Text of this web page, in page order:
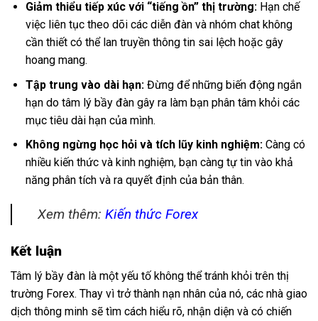
Giảm thiểu tiếp xúc với “tiếng ồn” thị trường:Hạn chế
việc liên tục theo dõi các diễn đàn và nhóm chat không
cần thiết có thể lan truyền thông tin sai lệch hoặc gây
hoang mang.
Tập trung vào dài hạn:Đừng để những biến động ngắn
hạn do tâm lý bầy đàn gây ra làm bạn phân tâm khỏi các
mục tiêu dài hạn của mình.
Không ngừng học hỏi và tích lũy kinh nghiệm:Càng có
nhiều kiến thức và kinh nghiệm, bạn càng tự tin vào khả
năng phân tích và ra quyết định của bản thân.
Xem thêm: Kiến thức Forex
Kết luận
Tâm lý bầy đàn là một yếu tố không thể tránh khỏi trên thị
trường Forex. Thay vì trở thành nạn nhân của nó, các nhà giao
dịch thông minh sẽ tìm cách hiểu rõ, nhận diện và có chiến